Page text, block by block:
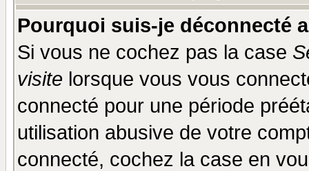
Pourquoi suis-je déconnecté
Si vous ne cochez pas la case
visite lorsque vous vous
connecté pour une période
utilisation abusive de votre
connecté, cochez la case en